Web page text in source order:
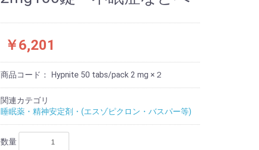
￥6,201
商品コード： Hypnite 50 tabs/pack 2 mg ×２
関連カテゴリ
睡眠薬・精神安定剤・(エスゾピクロン・バスパー等)
数量